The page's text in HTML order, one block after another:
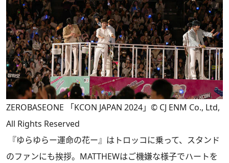
ZEROBASEONE 「KCON JAPAN 2024」© CJ ENM Co., Ltd,
All Rights Reserved
『ゆらゆらー運命の花ー』はトロッコに乗って、スタンド
のファンにも挨拶。MATTHEWはご機嫌な様子でハートを